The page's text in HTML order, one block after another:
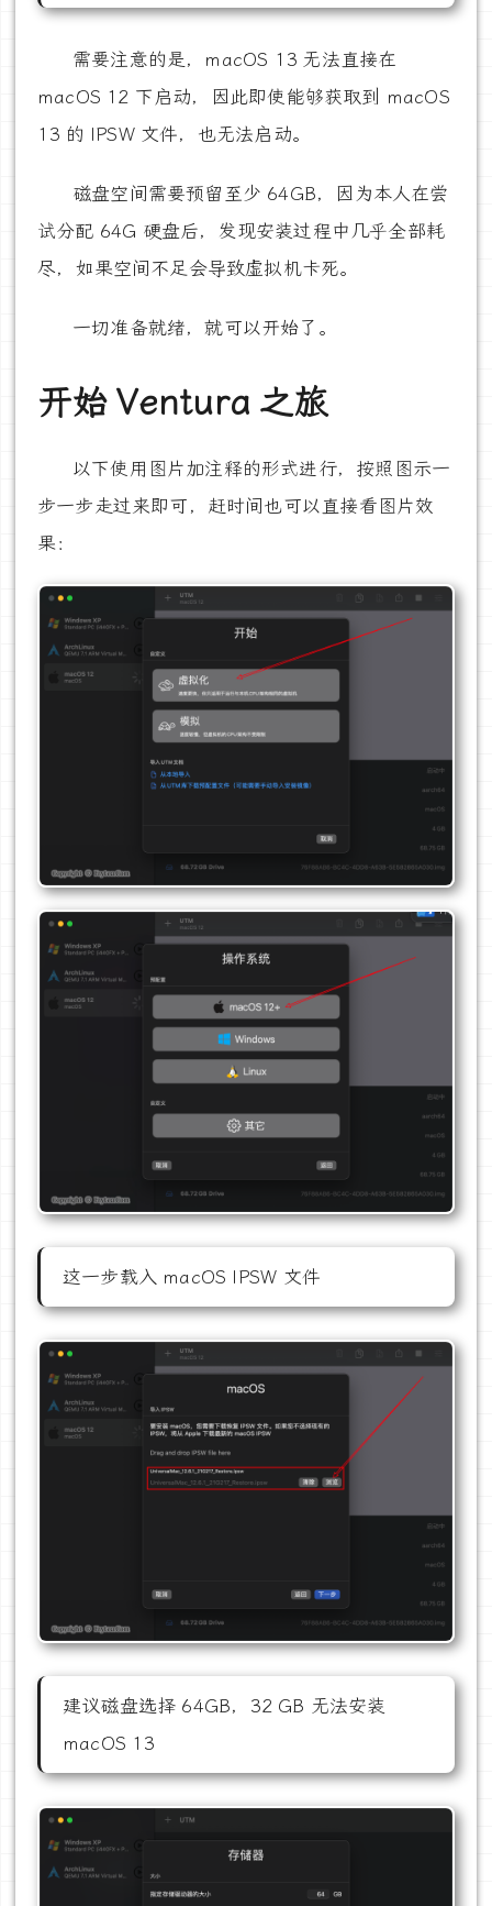
需要注意的是，macOS 13 无法直接在
macOS 12 下启动，因此即使能够获取到 macOS
13 的 IPSW 文件，也无法启动。
磁盘空间需要预留至少 64GB，因为本人在尝
试分配 64G 硬盘后，发现安装过程中几乎全部耗
尽，如果空间不足会导致虚拟机卡死。
一切准备就绪，就可以开始了。
开始 Ventura 之旅
以下使用图片加注释的形式进行，按照图示一
步一步走过来即可，赶时间也可以直接看图片效
果：
这一步载入 macOS IPSW 文件
建议磁盘选择 64GB，32 GB 无法安装
macOS 13